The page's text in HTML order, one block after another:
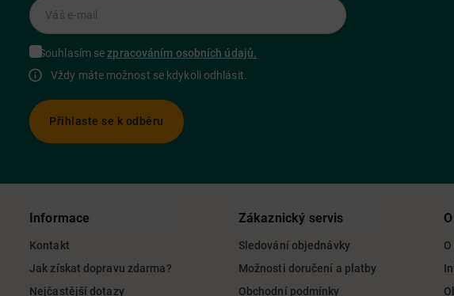
Váš e-mail
Souhlasím sezpracováním osobních údajů.
Vždy máte možnost se kdykoli odhlásit.
Přihlaste se k odběru
Informace
Kontakt
Jak získat dopravu zdarma?
Nejčastější dotazy
Zákaznický servis
Sledování objednávky
Možnosti doručení a platby
Obchodní podmínky